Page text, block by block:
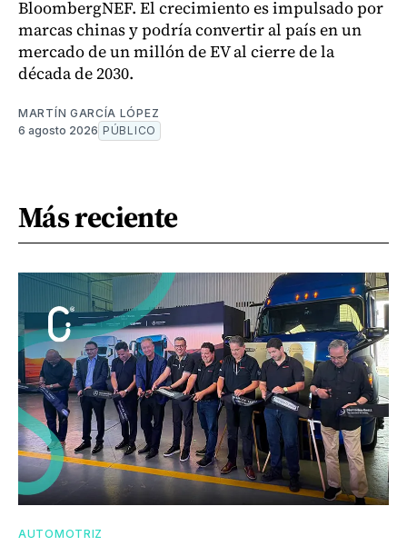
BloombergNEF. El crecimiento es impulsado por
marcas chinas y podría convertir al país en un
mercado de un millón de EV al cierre de la
década de 2030.
MARTÍN GARCÍA LÓPEZ
6 agosto 2026 PÚBLICO
Más reciente
AUTOMOTRIZ